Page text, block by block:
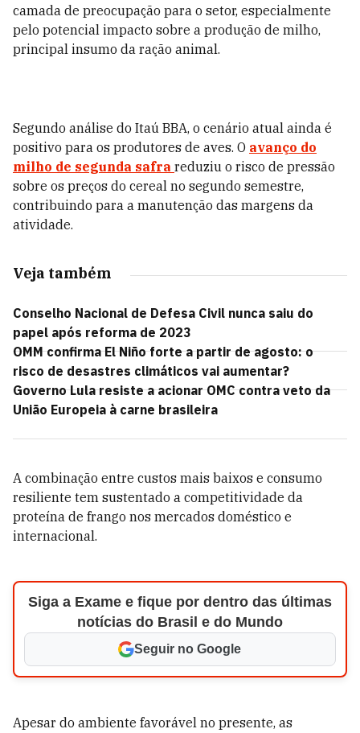
camada de preocupação para o setor, especialmente
pelo potencial impacto sobre a produção de milho,
principal insumo da ração animal.
Segundo análise do Itaú BBA, o cenário atual ainda é
positivo para os produtores de aves. O avanço do
milho de segunda safra reduziu o risco de pressão
sobre os preços do cereal no segundo semestre,
contribuindo para a manutenção das margens da
atividade.
Veja também
Conselho Nacional de Defesa Civil nunca saiu do
papel após reforma de 2023
OMM confirma El Niño forte a partir de agosto: o
risco de desastres climáticos vai aumentar?
Governo Lula resiste a acionar OMC contra veto da
União Europeia à carne brasileira
A combinação entre custos mais baixos e consumo
resiliente tem sustentado a competitividade da
proteína de frango nos mercados doméstico e
internacional.
Siga a Exame e fique por dentro das últimas
notícias do Brasil e do Mundo
Seguir no Google
Apesar do ambiente favorável no presente, as